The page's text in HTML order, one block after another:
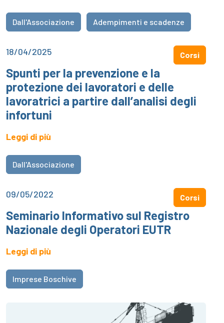
Dall'Associazione Adempimenti e scadenze
18/04/2025 Corsi
Spunti per la prevenzione e la
protezione dei lavoratori e delle
lavoratrici a partire dall’analisi degli
infortuni
Leggi di più
Dall'Associazione
09/05/2022 Corsi
Seminario Informativo sul Registro
Nazionale degli Operatori EUTR
Leggi di più
Imprese Boschive